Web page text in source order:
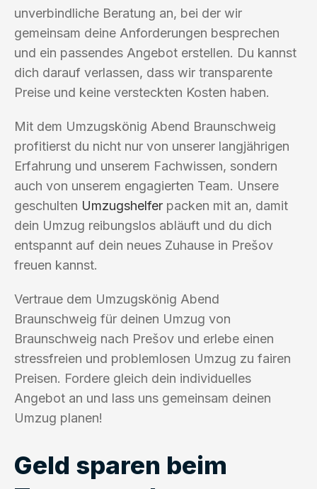
unverbindliche Beratung an, bei der wir
gemeinsam deine Anforderungen besprechen
und ein passendes Angebot erstellen. Du kannst
dich darauf verlassen, dass wir transparente
Preise und keine versteckten Kosten haben.
Mit dem Umzugskönig Abend Braunschweig
profitierst du nicht nur von unserer langjährigen
Erfahrung und unserem Fachwissen, sondern
auch von unserem engagierten Team. Unsere
geschulten Umzugshelfer packen mit an, damit
dein Umzug reibungslos abläuft und du dich
entspannt auf dein neues Zuhause in Prešov
freuen kannst.
Vertraue dem Umzugskönig Abend
Braunschweig für deinen Umzug von
Braunschweig nach Prešov und erlebe einen
stressfreien und problemlosen Umzug zu fairen
Preisen. Fordere gleich dein individuelles
Angebot an und lass uns gemeinsam deinen
Umzug planen!
Geld sparen beim